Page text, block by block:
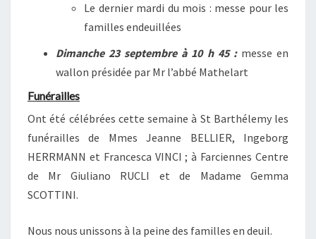
Le dernier mardi du mois : messe pour les
familles endeuillées
Dimanche 23 septembre à 10 h 45 : messe en
wallon présidée par Mr l’abbé Mathelart
Funérailles
Ont été célébrées cette semaine à St Barthélemy les
funérailles de Mmes Jeanne BELLIER, Ingeborg
HERRMANN et Francesca VINCI ; à Farciennes Centre
de Mr Giuliano RUCLI et de Madame Gemma
SCOTTINI.
Nous nous unissons à la peine des familles en deuil.